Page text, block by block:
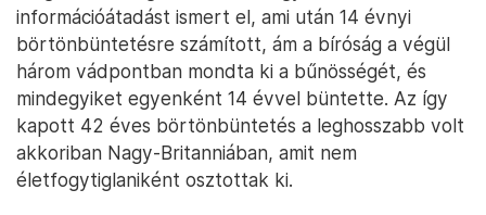
információátadást ismert el, ami után 14 évnyi
börtönbüntetésre számított, ám a bíróság a végül
három vádpontban mondta ki a bűnösségét, és
mindegyiket egyenként 14 évvel büntette. Az így
kapott 42 éves börtönbüntetés a leghosszabb volt
akkoriban Nagy-Britanniában, amit nem
életfogytiglaniként osztottak ki.